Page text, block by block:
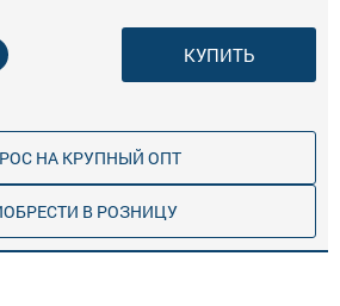
КУПИТЬ
НА КРУПНЫЙ ОПТ
В РОЗНИЦУ